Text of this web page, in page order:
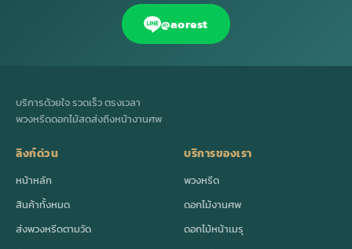
@aorest
บริการด้วยใจ รวดเร็ว ตรงเวลา
พวงหรีดดอกไม้สดส่งถึงหน้างานศพ
ลิงก์ด่วน
หน้าหลัก
สินค้าทั้งหมด
ส่งพวงหรีดตามวัด
บริการของเรา
พวงหรีด
ดอกไม้งานศพ
ดอกไม้หน้าเมรุ